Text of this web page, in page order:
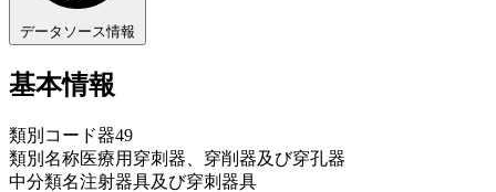
データソース情報
基本情報
類別コード器49
類別名称医療用穿刺器、穿削器及び穿孔器
中分類名注射器具及び穿刺器具